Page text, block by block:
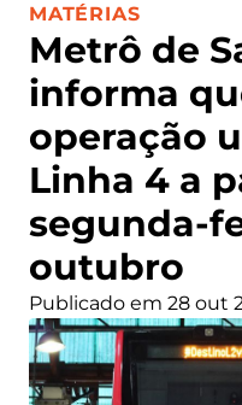
Metrô de
informa
operação
Linha 4 a
segunda-
outubro
CATEGORIA:
MATÉRIAS
Publicado em 28 out